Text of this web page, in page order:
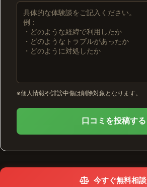
※個人情報や誹謗中傷は削除対象となります。
口コミを投稿する
今すぐ無料相談